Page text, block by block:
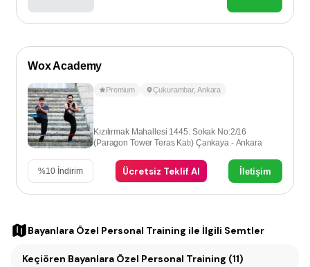
Wox Academy
Premium Çukurambar, Ankara
Kızılırmak Mahallesi 1445. Sokak No:2/16
(Paragon Tower Teras Katı) Çankaya - Ankara
%10 İndirim Ücretsiz Teklif Al İletişim
Bayanlara Özel Personal Training ile İlgili Semtler
Keçiören Bayanlara Özel Personal Training (11)